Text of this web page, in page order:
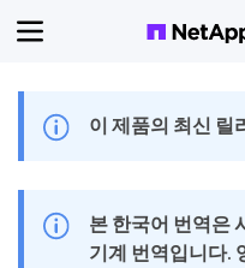
이 제품의 최신 릴
본 한국어 번역은
기계 번역입니다.